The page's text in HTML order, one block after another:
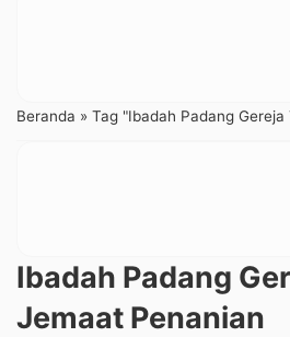
Beranda » Tag "Ibadah Padang
Ibadah Padang
Jemaat Penanian